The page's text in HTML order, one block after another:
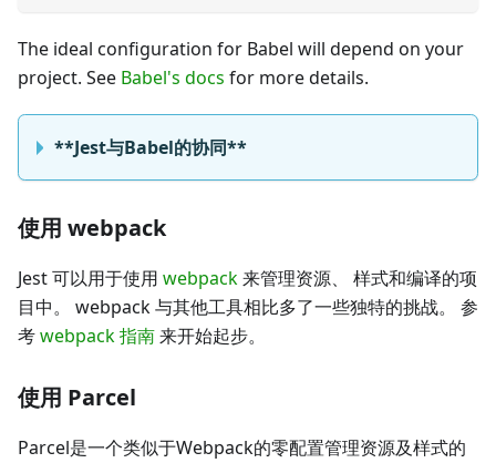
The ideal configuration for Babel will depend on your
project. See Babel's docs for more details.
**Jest与Babel的协同**
使用 webpack
Jest 可以用于使用 webpack来管理资源、 样式和编译的项
目中。 webpack 与其他工具相比多了一些独特的挑战。 参
考webpack 指南来开始起步。
使用 Parcel
Parcel是一个类似于Webpack的零配置管理资源及样式的